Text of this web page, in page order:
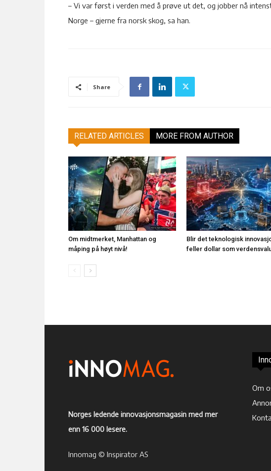
– Vi var først i verden med å prøve ut det, og jobber nå
Norge – gjerne fra norsk skog, sa han.
Share
RELATED ARTICLES MORE FROM AUTHOR
Om midtmerket, Manhattan og
måping på høyt nivå!
Blir det teknologisk
feller dollar som
Norges ledende innovasjonsmagasin med mer
enn 16 000 lesere.
Innomag © Inspirator AS
Om